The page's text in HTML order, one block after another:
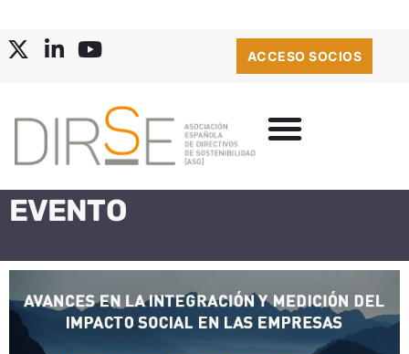
ACCESO SOCIOS
EVENTO